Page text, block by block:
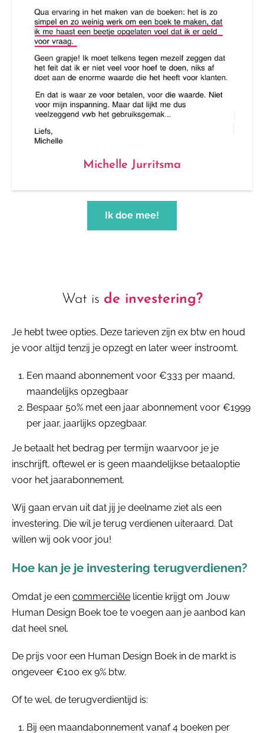
Michelle Jurritsma
Ik doe mee!
Wat is de investering?
Je hebt twee opties. Deze tarieven zijn ex btw en houd
je voor altijd tenzij je opzegt en later weer instroomt.
Een maand abonnement voor €333 per maand,
maandelijks opzegbaar
Bespaar 50% met een jaar abonnement voor €1999
per jaar, jaarlijks opzegbaar.
Je betaalt het bedrag per termijn waarvoor je je
inschrijft, oftewel er is geen maandelijkse betaaloptie
voor het jaarabonnement.
Wij gaan ervan uit dat jij je deelname ziet als een
investering. Die wil je terug verdienen uiteraard. Dat
willen wij ook voor jou!
Hoe kan je je investering terugverdienen?
Omdat je een commerciële licentie krijgt om Jouw
Human Design Boek toe te voegen aan je aanbod kan
dat heel snel.
De prijs voor een Human Design Boek in de markt is
ongeveer €100 ex 9% btw.
Of te wel, de terugverdientijd is:
Bij een maandabonnement vanaf 4 boeken per